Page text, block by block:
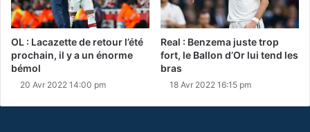
OL : Lacazette de retour l’été
prochain, il y a un énorme
bémol
20 Avr 2022 14:00 pm
Real : Benzema juste trop
fort, le Ballon d’Or lui tend les
bras
18 Avr 2022 16:15 pm